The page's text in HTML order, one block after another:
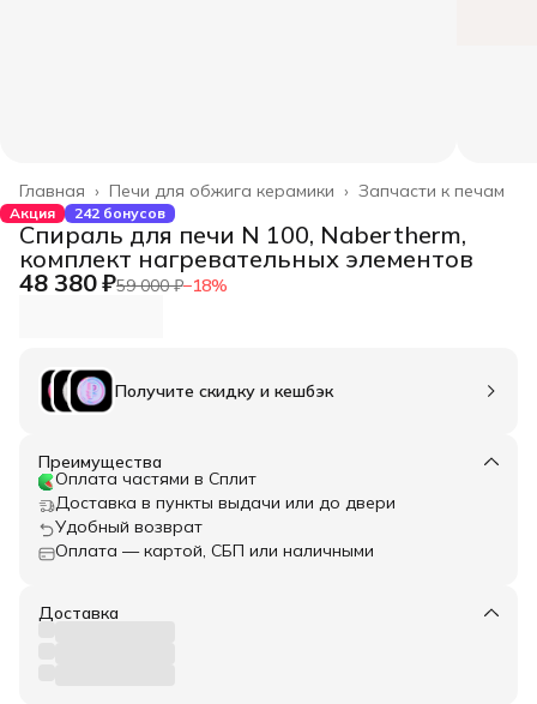
Запчасти к печам
Печи для обжига керамики ›
Главная ›
Акция 242 бонусов
Спираль для печи N 100, Nabertherm,
комплект нагревательных элементов
48 380 ₽59 000 ₽−18%
Получите скидку и кешбэк
Преимущества
Оплата частями в Сплит
Доставка в пункты выдачи или до двери
Удобный возврат
Оплата — картой, СБП или наличными
Доставка